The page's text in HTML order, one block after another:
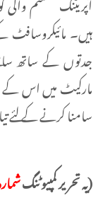
ہیں۔ مائیکروسافٹ
جدتوں کے ساتھ
مارکیٹ میں اس کے
سامنا کرنے کے لئے
(یہ تحریر کمپیوٹنگ